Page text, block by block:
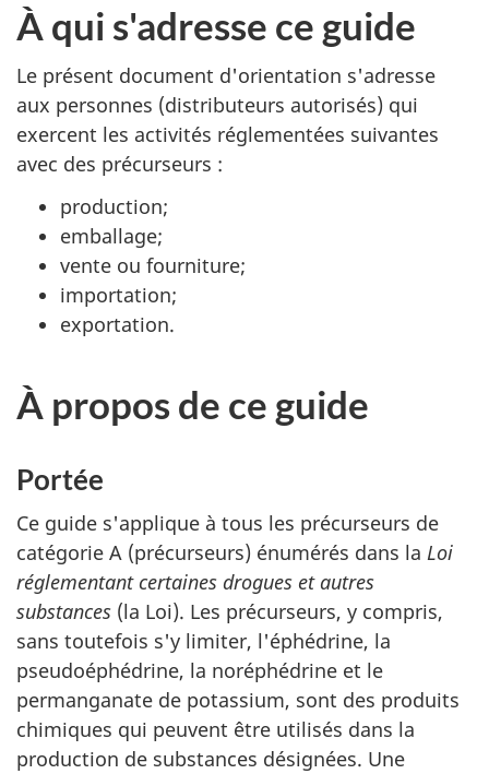
À qui s'adresse ce guide
Le présent document d'orientation s'adresse
aux personnes (distributeurs autorisés) qui
exercent les activités réglementées suivantes
avec des précurseurs :
production;
emballage;
vente ou fourniture;
importation;
exportation.
À propos de ce guide
Portée
Ce guide s'applique à tous les précurseurs de
catégorie A (précurseurs) énumérés dans la Loi
réglementant certaines drogues et autres
substances (la Loi). Les précurseurs, y compris,
sans toutefois s'y limiter, l'éphédrine, la
pseudoéphédrine, la noréphédrine et le
permanganate de potassium, sont des produits
chimiques qui peuvent être utilisés dans la
production de substances désignées. Une